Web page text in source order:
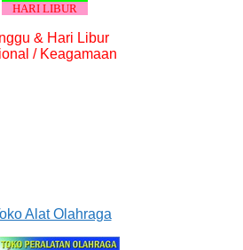
HARI LIBUR
& Hari Libur
/ Keagamaan